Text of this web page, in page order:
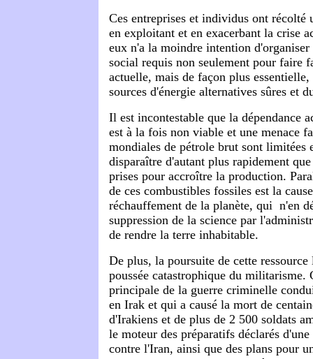
Ces entreprises et individus ont récolté
en exploitant et en exacerbant la crise
eux n'a la moindre intention
social requis non seulement pour faire
actuelle, mais de façon plus
sources d'énergie alternatives sûres et
Il est incontestable que la dépendance
est à la fois non viable et une menace
mondiales de pétrole brut sont limitées
disparaître d'autant plus rapidement
prises pour accroître la production.
de ces combustibles fossiles est la
réchauffement de la planète, qui ­ n'en
suppression de la science par
de rendre la terre inhabitable.
De plus, la poursuite de cette
poussée catastrophique du militarisme.
principale de la guerre criminelle
en Irak et qui a causé la mort de
d'Irakiens et de plus de 2 500 soldats
le moteur des préparatifs déclarés
contre l'Iran, ainsi que des plans pour